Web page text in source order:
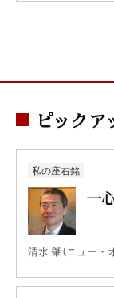
ピックア
私の座右銘
一
清水 肇（ニュー・